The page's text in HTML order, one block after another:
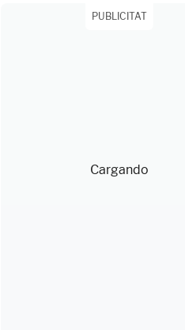
PUBLICITAT